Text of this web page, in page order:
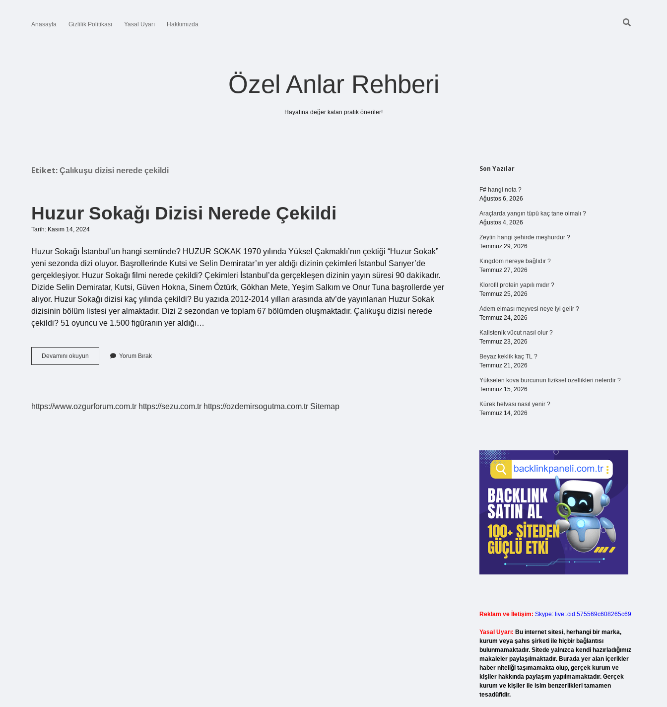
Anasayfa Gizlilik Politikası Yasal Uyarı Hakkımızda
Özel Anlar Rehberi
Hayatına değer katan pratik öneriler!
Etiket: Çalıkuşu dizisi nerede çekildi
Huzur Sokağı Dizisi Nerede Çekildi
Tarih: Kasım 14, 2024
Huzur Sokağı İstanbul’un hangi semtinde? HUZUR SOKAK 1970 yılında Yüksel Çakmaklı’nın çektiği “Huzur Sokak”
yeni sezonda dizi oluyor. Başrollerinde Kutsi ve Selin Demiratar’ın yer aldığı dizinin çekimleri İstanbul Sarıyer’de
gerçekleşiyor. Huzur Sokağı filmi nerede çekildi? Çekimleri İstanbul’da gerçekleşen dizinin yayın süresi 90 dakikadır.
Dizide Selin Demiratar, Kutsi, Güven Hokna, Sinem Öztürk, Gökhan Mete, Yeşim Salkım ve Onur Tuna başrollerde yer
alıyor. Huzur Sokağı dizisi kaç yılında çekildi? Bu yazıda 2012-2014 yılları arasında atv’de yayınlanan Huzur Sokak
dizisinin bölüm listesi yer almaktadır. Dizi 2 sezondan ve toplam 67 bölümden oluşmaktadır. Çalıkuşu dizisi nerede
çekildi? 51 oyuncu ve 1.500 figüranın yer aldığı…
Devamını okuyun
Sokağı
Yorum Bırak
https://www.ozgurforum.com.tr https://sezu.com.tr https://ozdemirsogutma.com.tr Sitemap
Sidebar
Son Yazılar
F# hangi nota ?
Ağustos 6, 2026
Araçlarda yangın tüpü kaç tane olmalı ?
Ağustos 4, 2026
Zeytin hangi şehirde meşhurdur ?
Temmuz 29, 2026
Kıngdom nereye bağlıdır ?
Temmuz 27, 2026
Klorofil protein yapılı mıdır ?
Temmuz 25, 2026
Adem elması meyvesi neye iyi gelir ?
Temmuz 24, 2026
Kalistenik vücut nasıl olur ?
Temmuz 23, 2026
Beyaz keklik kaç TL ?
Temmuz 21, 2026
Yükselen kova burcunun fiziksel özellikleri nelerdir ?
Temmuz 15, 2026
Kürek helvası nasıl yenir ?
Temmuz 14, 2026
Reklam ve İletişim: Skype: live:.cid.575569c608265c69
Yasal Uyarı: Bu internet sitesi, herhangi bir marka,
kurum veya şahıs şirketi ile hiçbir bağlantısı
bulunmamaktadır. Sitede yalnızca kendi hazırladığımız
makaleler paylaşılmaktadır. Burada yer alan içerikler
haber niteliği taşımamakta olup, gerçek kurum ve
kişiler hakkında paylaşım yapılmamaktadır. Gerçek
kurum ve kişiler ile isim benzerlikleri tamamen
tesadüfidir.